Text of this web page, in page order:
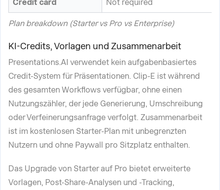
Credit card Not required
Plan breakdown (Starter vs Pro vs Enterprise)
KI-Credits, Vorlagen und Zusammenarbeit
Presentations.AI verwendet kein aufgabenbasiertes
Credit-System für Präsentationen. Clip-E ist während
des gesamten Workflows verfügbar, ohne einen
Nutzungszähler, der jede Generierung, Umschreibung
oder Verfeinerungsanfrage verfolgt. Zusammenarbeit
ist im kostenlosen Starter-Plan mit unbegrenzten
Nutzern und ohne Paywall pro Sitzplatz enthalten.
Das Upgrade von Starter auf Pro bietet erweiterte
Vorlagen, Post-Share-Analysen und -Tracking,